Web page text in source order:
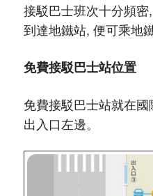
接駁巴士班次十分頻
到達地鐵站, 便可乘地
免費接駁巴士站位置
免費接駁巴士站就在
出入口左邊。